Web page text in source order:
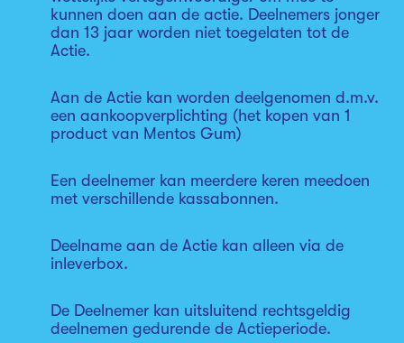
kunnen doen aan de actie. Deelnemers jonger
dan 13 jaar worden niet toegelaten tot de
Actie.
Aan de Actie kan worden deelgenomen d.m.v.
een aankoopverplichting (het kopen van 1
product van Mentos Gum)
Een deelnemer kan meerdere keren meedoen
met verschillende kassabonnen.
Deelname aan de Actie kan alleen via de
inleverbox.
De Deelnemer kan uitsluitend rechtsgeldig
deelnemen gedurende de Actieperiode.